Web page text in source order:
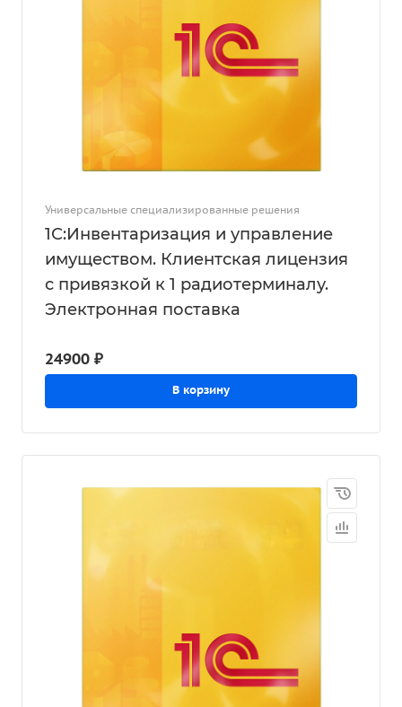
Универсальные специализированные решения
1С:Инвентаризация и управление
имуществом. Клиентская лицензия
с привязкой к 1 радиотерминалу.
Электронная поставка
24900 ₽
В корзину